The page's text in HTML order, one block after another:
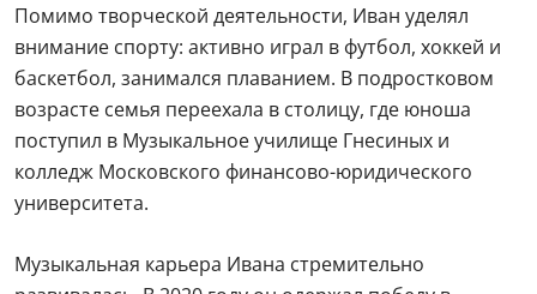
Помимо творческой деятельности, Иван уделял
внимание спорту: активно играл в футбол, хоккей и
баскетбол, занимался плаванием. В подростковом
возрасте семья переехала в столицу, где юноша
поступил в Музыкальное училище Гнесиных и
колледж Московского финансово-юридического
университета.
Музыкальная карьера Ивана стремительно